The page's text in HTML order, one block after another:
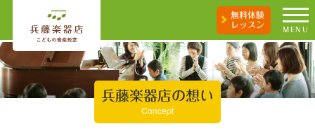
無料体験
レッスン
MENU
兵藤楽器店の想い
Concept